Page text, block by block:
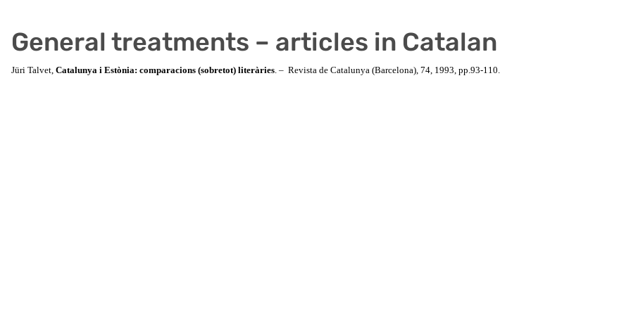
General treatments – articles in Catalan
Jüri Talvet, Catalunya i Estònia: comparacions (sobretot) literàries. – Revista de Catalunya (Barcelona), 74, 1993, pp.93-110.